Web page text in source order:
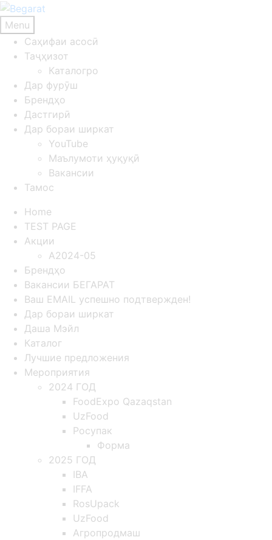
Menu
Саҳифаи асосӣ
Таҷҳизот
Каталогро
Дар фурӯш
Брендҳо
Дастгирӣ
Дар бораи ширкат
YouTube
Маълумоти ҳуқуқӣ
Вакансии
Тамос
Home
TEST PAGE
Акции
A2024-05
Брендҳо
Вакансии БЕГАРАТ
Ваш EMAIL успешно подтвержден!
Дар бораи ширкат
Даша Мэйл
Каталог
Лучшие предложения
Мероприятия
2024 ГОД
FoodExpo Qazaqstan
UzFood
Росупак
Форма
2025 ГОД
IBA
IFFA
RosUpack
UzFood
Агропродмаш